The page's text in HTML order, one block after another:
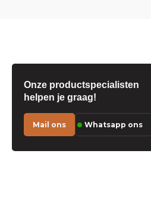
Onze productspecialisten
helpen je graag!
Mail ons Whatsapp ons